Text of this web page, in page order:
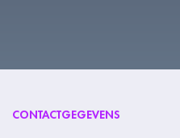
CONTACTGEGEVENS